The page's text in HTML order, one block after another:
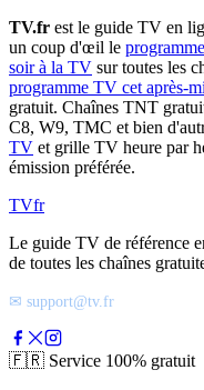
TV.fr est le guide TV en
un coup d'œil le
soir à la TV sur toutes les
programme TV cet après-
gratuit. Chaînes TNT
C8, W9, TMC et bien
TV et grille TV heure par
émission préférée.
TVfr
Le guide TV de référence
de toutes les chaînes
✉ support@tv.fr
🇫🇷 Service 100% gratuit